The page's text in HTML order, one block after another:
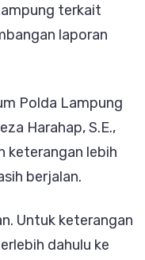
terkait
laporan
Polda Lampung
Harahap, S.E.,
keterangan lebih
berjalan.
Untuk keterangan
dahulu ke